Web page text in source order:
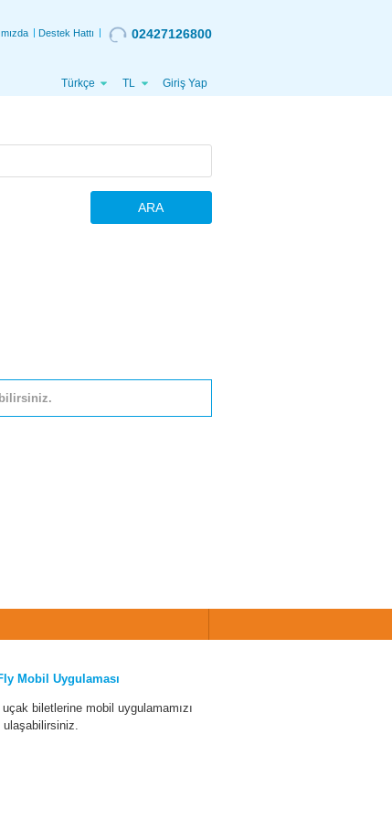
Destek Hattı 02427126800
Türkçe TL Giriş Yap
ARA
Mobil Uygulaması
biletlerine mobil uygulamamızı
ulaşabilirsiniz.